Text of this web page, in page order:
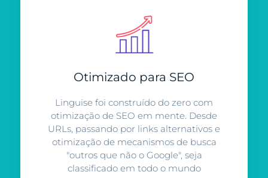
Otimizado para SEO
Linguise foi construído do zero com
otimização de SEO em mente. Desde
URLs, passando por links alternativos e
otimização de mecanismos de busca
"outros que não o Google", seja
classificado em todo o mundo